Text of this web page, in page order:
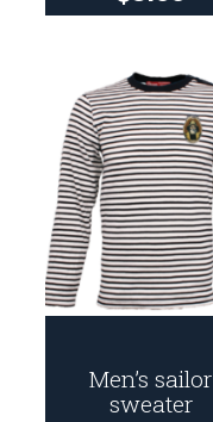
Men’s sailor
sweater